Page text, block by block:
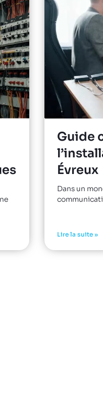
Guide
Évreux
Dans un
Lire la suite »